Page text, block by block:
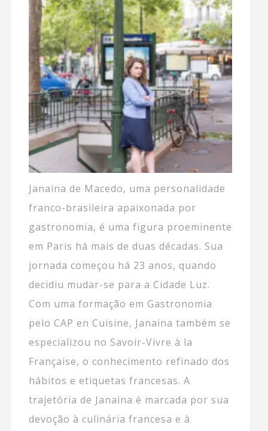
Janaina de Macedo, uma personalidade
franco-brasileira apaixonada por
gastronomia, é uma figura proeminente
em Paris há mais de duas décadas. Sua
jornada começou há 23 anos, quando
decidiu mudar-se para a Cidade Luz.
Com uma formação em Gastronomia
pelo CAP en Cuisine, Janaina também se
especializou no Savoir-Vivre à la
Française, o conhecimento refinado dos
hábitos e etiquetas francesas. A
trajetória de Janaina é marcada por sua
devoção à culinária francesa e à